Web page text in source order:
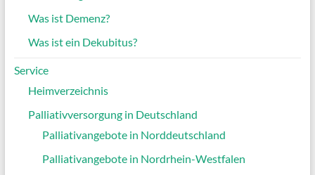
Was ist Demenz?
Was ist ein Dekubitus?
Service
Heimverzeichnis
Palliativversorgung in Deutschland
Palliativangebote in Norddeutschland
Palliativangebote in Nordrhein-Westfalen